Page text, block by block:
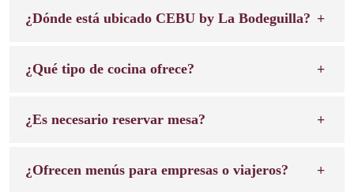
¿Dónde está ubicado CEBU by La Bodeguilla?
¿Qué tipo de cocina ofrece?
¿Es necesario reservar mesa?
¿Ofrecen menús para empresas o viajeros?